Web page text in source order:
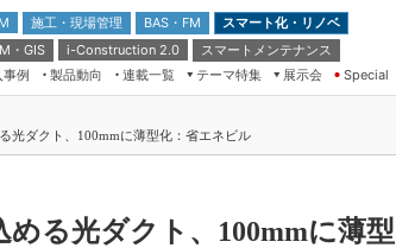
施工・現場管理 BAS・FM
スマート化・リノベ
・GIS i-Construction 2.0
スマートメンテナンス
事例 製品動向 連載一覧
テーマ特集
がもたらす建設業界の“ゲー
ジ” Ver.2.0
時代のスマートビル
展示会
第8回 国際 建設・測量展
築・土木・不動産の先端技術展－
Special
光ダクト、100mmに薄型化：省エネビル
る光ダクト、100mmに薄型